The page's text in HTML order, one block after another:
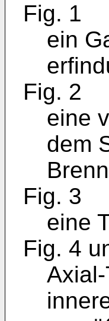
Fig. 1
ein
Fig. 2
eine
dem
Fig. 3
eine
Fig. 4